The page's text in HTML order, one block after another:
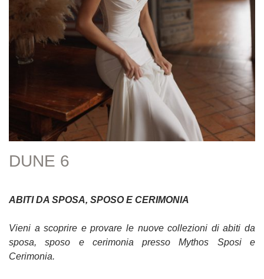
DUNE 6
ABITI DA SPOSA, SPOSO E CERIMONIA
Vieni a scoprire e provare le nuove collezioni di abiti da
sposa, sposo e cerimonia presso Mythos Sposi e
Cerimonia.